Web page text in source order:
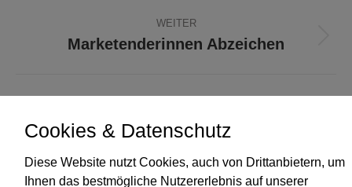
WEITER
Nächster
Marketenderinnen Abzeichen
KONTAKT
Cookies & Datenschutz
Diese Website nutzt Cookies, auch von Drittanbietern, um
Ihnen das bestmögliche Nutzererlebnis auf unserer